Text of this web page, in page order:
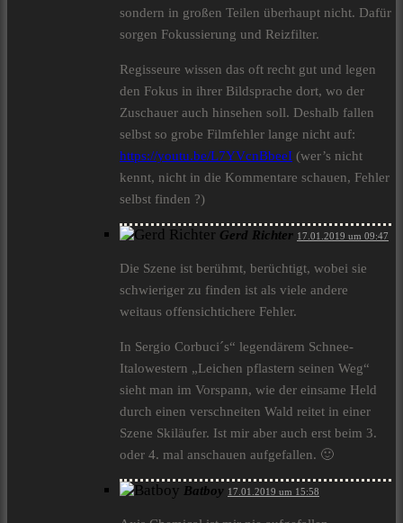
sondern in großen Teilen überhaupt nicht. Dafür
sorgen Fokussierung und Reizfilter.
Regisseure wissen das oft recht gut und legen
den Fokus in ihrer Bildsprache dort, wo der
Zuschauer auch hinsehen soll. Deshalb fallen
selbst so grobe Filmfehler lange nicht auf:
https://youtu.be/L7YVcnBbeeI (wer’s nicht
kennt, nicht in die Kommentare schauen, Fehler
selbst finden ?)
Gerd Richter 17.01.2019 um 09:47
Die Szene ist berühmt, berüchtigt, wobei sie
schwieriger zu finden ist als viele andere
weitaus offensichtichere Fehler.
In Sergio Corbuci´s“ legendärem Schnee-
Italowestern „Leichen pflastern seinen Weg“
sieht man im Vorspann, wie der einsame Held
durch einen verschneiten Wald reitet in einer
Szene Skiläufer. Ist mir aber auch erst beim 3.
oder 4. mal anschauen aufgefallen. 🙂
Batboy 17.01.2019 um 15:58